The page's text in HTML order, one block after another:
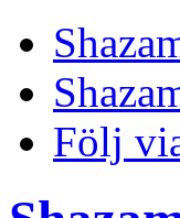
Följ